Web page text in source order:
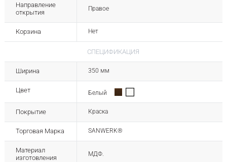
Направление
открытия
Правое
Корзина Нет
СПЕЦИФИКАЦИЯ
Ширина 350 мм
Цвет Белый
Покрытие Краска
Торговая Марка SANWERK®
Материал
изготовления
МДФ.